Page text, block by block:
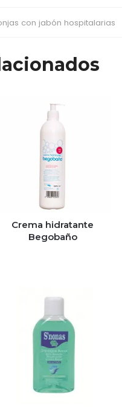
con jabón hospitalarias
Crema hidratante
Begobaño